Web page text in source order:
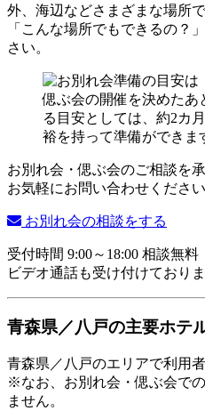
外、海辺などさまざまな場所
「こんな場所でもできるの？
さい。
お別れ会・偲ぶ会のご相談を
お気軽にお問い合わせください
お別れ会の相談をする
受付時間 9:00～18:00 相談無料
ビデオ通話も受け付けており
青森県／八戸の主要ホテ
青森県／八戸のエリアで利用
※なお、お別れ会・偲ぶ会で
ません。